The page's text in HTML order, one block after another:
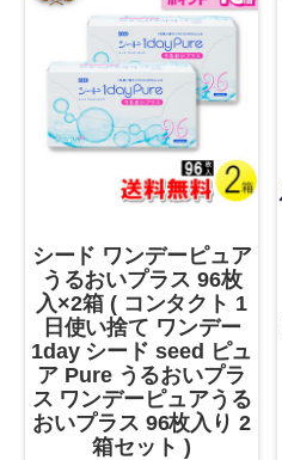
シード ワンデーピュア
うるおいプラス 96枚
入×2箱 ( コンタクト 1
日使い捨て ワンデー
1day シード seed ピュ
ア Pure うるおいプラ
ス ワンデーピュアうる
おいプラス 96枚入り 2
箱セット )